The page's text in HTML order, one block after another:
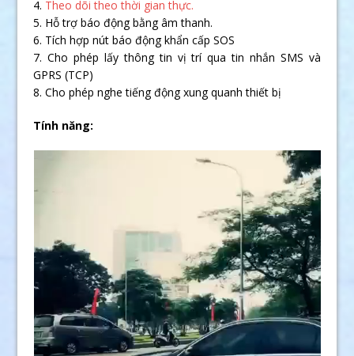
4. Theo dõi theo thời gian thực.
5. Hỗ trợ báo động bằng âm thanh.
6. Tích hợp nút báo động khẩn cấp SOS
7. Cho phép lấy thông tin vị trí qua tin nhắn SMS và
GPRS (TCP)
8. Cho phép nghe tiếng động xung quanh thiết bị
Tính năng: